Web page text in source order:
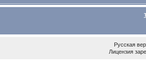
Русская
Лицензия